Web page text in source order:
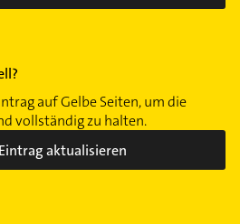
auf Gelbe Seiten, um die
vollständig zu halten.
aktualisieren